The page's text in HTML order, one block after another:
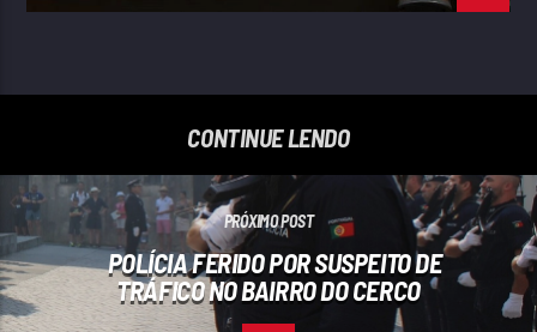
CONTINUE LENDO
PRÓXIMO POST
POLÍCIA FERIDO POR SUSPEITO DE
TRÁFICO NO BAIRRO DO CERCO